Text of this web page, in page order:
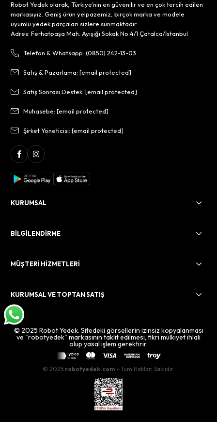
Robot Yedek olarak, Türkiye’nin en güvenilir ve en çok tercih edilen
markasıyız. Geniş ürün yelpazemiz, birçok marka ve modele
uyumlu yedek parçaları sizlere sunmaktadır.
Adres: Ferhatpaşa Mah. Ayışığı Sokak No:4/1 Çatalca/İstanbul
Telefon & Whatsapp: (0850) 242-13-03
Satış & Pazarlama:[email protected]
Satış Sonrası Destek:[email protected]
Muhasebe:[email protected]
Şirket Yöneticisi:[email protected]
KURUMSAL
BİLGİLENDİRME
MÜŞTERİ HİZMETLERİ
KURUMSAL VE TOPTAN SATIŞ
© 2025 Robot Yedek. Sitedeki görsellerin izinsiz kopyalanması
ve "robotyedek" markasının taklit edilmesi, fikri mülkiyet ihlali
olup yasal işlem gerektirir.
© 2025 robotyedek.com - Tüm Hakları Saklıdır.